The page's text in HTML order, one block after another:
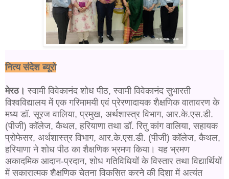
नित्य संदेश ब्यूरो
मेरठ।स्वामी विवेकानंद शोध पीठ, स्वामी विवेकानंद सुभारती
विश्वविद्यालय में एक गरिमामयी एवं प्रेरणादायक शैक्षणिक वातावरण के
मध्य डॉ. सूरज वालिया, प्रमुख, अर्थशास्त्र विभाग, आर.के.एस.डी.
(पीजी) कॉलेज, कैथल, हरियाणा तथा डॉ. रितु कांग वालिया, सहायक
प्रोफेसर, अर्थशास्त्र विभाग, आर.के.एस.डी. (पीजी) कॉलेज, कैथल,
हरियाणा ने शोध पीठ का शैक्षणिक भ्रमण किया। यह भ्रमण
अकादमिक आदान-प्रदान, शोध गतिविधियों के विस्तार तथा विद्यार्थियों
में सकारात्मक शैक्षणिक चेतना विकसित करने की दिशा में अत्यंत